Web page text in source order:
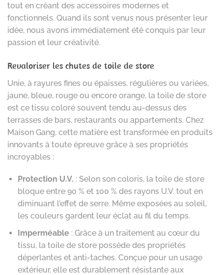
tout en créant des accessoires modernes et
fonctionnels. Quand ils sont venus nous présenter leur
idée, nous avons immédiatement été conquis par leur
passion et leur créativité.
Revaloriser les chutes de toile de store
Unie, à rayures fines ou épaisses, régulières ou variées,
jaune, bleue, rouge ou encore orange, la toile de store
est ce tissu coloré souvent tendu au-dessus des
terrasses de bars, restaurants ou appartements. Chez
Maison Gang, cette matière est transformée en produits
innovants à toute épreuve grâce à ses propriétés
incroyables :
Protection U.V. : Selon son coloris, la toile de store
bloque entre 90 % et 100 % des rayons U.V. tout en
diminuant l’effet de serre. Même exposées au soleil,
les couleurs gardent leur éclat au fil du temps.
Imperméable: Grâce à un traitement au cœur du
tissu, la toile de store possède des propriétés
déperlantes et anti-taches. Conçue pour un usage
extérieur, elle est durablement résistante aux